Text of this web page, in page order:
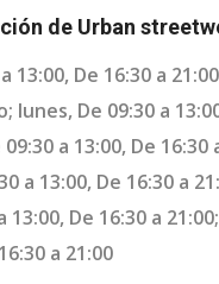
de Urban
13:00, De 16:30 a
lunes, De 09:30 a
a 13:00, De 16:30
a 13:00, De 16:30 a
13:00, De 16:30 a
a 21:00